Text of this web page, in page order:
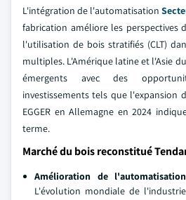
L'intégration de l'automatisation
fabrication améliore les perspectives
l'utilisation de bois stratifiés (CLT)
multiples. L'Amérique latine et l'Asie
émergents avec des
investissements tels que l'expansion
EGGER en Allemagne en 2024
terme.
Marché du bois reconstitué
Amélioration de
L'évolution mondiale de